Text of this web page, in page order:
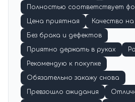
Полностью соответствует
Цена приятная
Качество
Без брака и дефектов
Приятно держать в руках
Рекомендую к покупке
Обязательно закажу снова
Превзошло ожидания